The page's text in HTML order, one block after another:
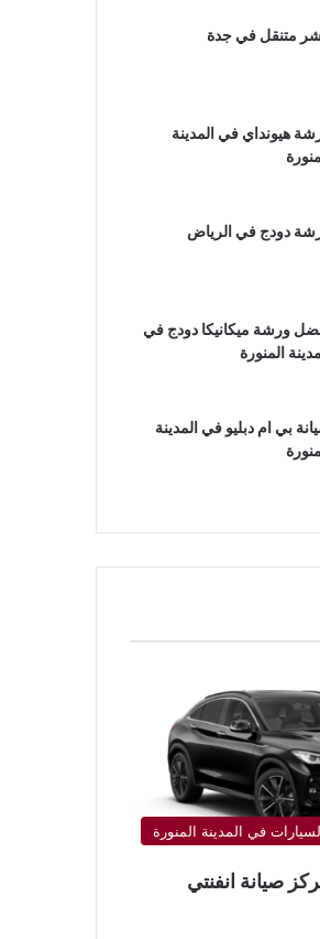
متنقل في جدة
هيونداي في المدينة
دودج في الرياض
ورشة ميكانيكا دودج في
المنورة
بي ام دبليو في المدينة
في المدينة المنورة
صيانة انفنتي